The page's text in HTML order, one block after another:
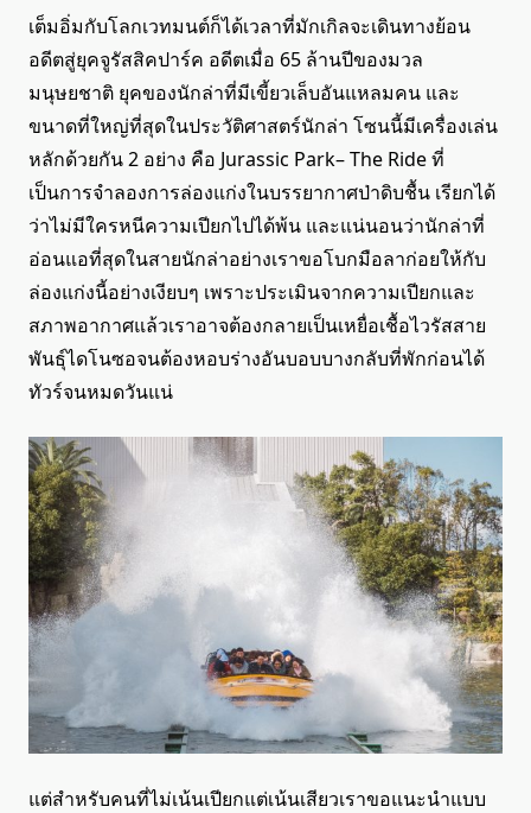
เต็มอิ่มกับโลกเวทมนต์ก็ได้เวลาที่มักเกิลจะเดินทางย้อน
อดีตสู่ยุคจูรัสสิคปาร์ค อดีตเมื่อ 65 ล้านปีของมวล
มนุษยชาติ ยุคของนักล่าที่มีเขี้ยวเล็บอันแหลมคน และ
ขนาดที่ใหญ่ที่สุดในประวัติศาสตร์นักล่า โซนนี้มีเครื่องเล่น
หลักด้วยกัน 2 อย่าง คือ Jurassic Park– The Ride ที่
เป็นการจำลองการล่องแก่งในบรรยากาศป่าดิบชื้น เรียกได้
ว่าไม่มีใครหนีความเปียกไปได้พ้น และแน่นอนว่านักล่าที่
อ่อนแอที่สุดในสายนักล่าอย่างเราขอโบกมือลาก่อยให้กับ
ล่องแก่งนี้อย่างเงียบๆ เพราะประเมินจากความเปียกและ
สภาพอากาศแล้วเราอาจต้องกลายเป็นเหยื่อเชื้อไวรัสสาย
พันธุ์ไดโนซอจนต้องหอบร่างอันบอบบางกลับที่พักก่อนได้
ทัวร์จนหมดวันแน่
แต่สำหรับคนที่ไม่เน้นเปียกแต่เน้นเสียวเราขอแนะนำแบบ